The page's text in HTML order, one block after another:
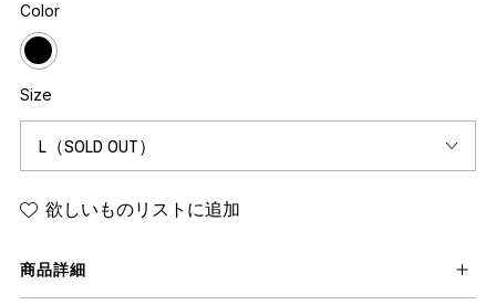
Color
Size
欲しいものリストに追加
商品詳細